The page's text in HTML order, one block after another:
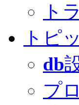
ト
トピ
db
プ